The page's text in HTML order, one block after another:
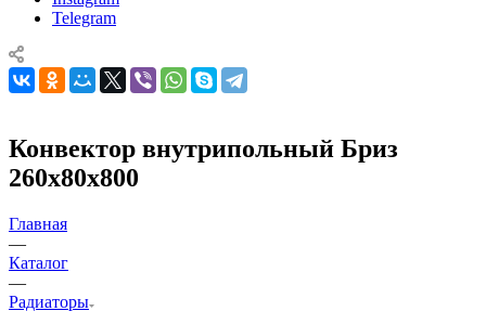
Telegram
Конвектор внутрипольный Бриз
260х80х800
Главная
—
Каталог
—
Радиаторы